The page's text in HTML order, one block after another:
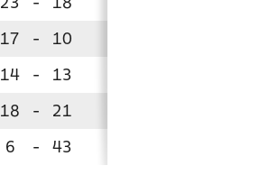
23 - 18
17 - 10
14 - 13
18 - 21
6 - 43